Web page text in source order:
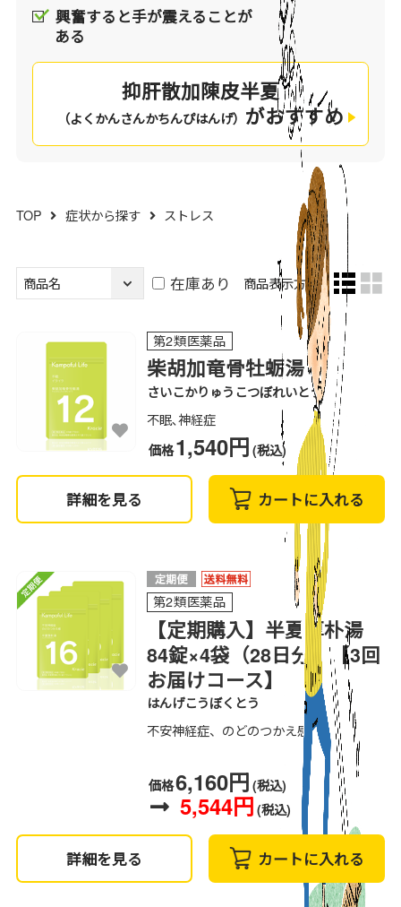
興奮すると手が震えることが
ある
抑肝散加陳皮半夏
（よくかんさんかちんぴはんげ） がおすすめ
TOP 症状から探す ストレス
在庫あり 商品表示方法：
第2類医薬品
柴胡加竜骨牡蛎湯
さいこかりゅうこつぼれいとう
不眠､神経症
価格1,540円 (税込)
詳細を見る カートに入れる
第2類医薬品
【定期購入】半夏厚朴湯
84錠×4袋（28日分）【3回
お届けコース】
はんげこうぼくとう
不安神経症、のどのつかえ感
価格6,160円 (税込)
5,544円 (税込)
詳細を見る カートに入れる